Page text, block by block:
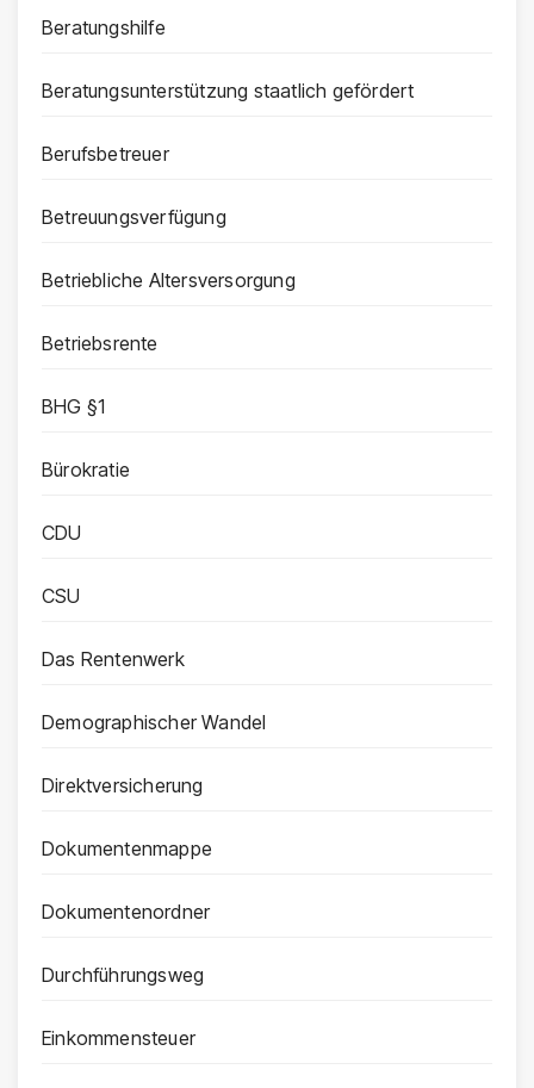
Beratungshilfe
Beratungsunterstützung staatlich gefördert
Berufsbetreuer
Betreuungsverfügung
Betriebliche Altersversorgung
Betriebsrente
BHG §1
Bürokratie
CDU
CSU
Das Rentenwerk
Demographischer Wandel
Direktversicherung
Dokumentenmappe
Dokumentenordner
Durchführungsweg
Einkommensteuer